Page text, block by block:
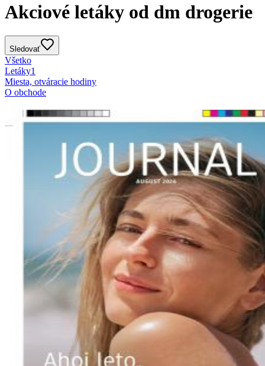
Akciové letáky od dm drogerie
Sledovať
Všetko
Letáky1
Miesta, otváracie hodiny
O obchode